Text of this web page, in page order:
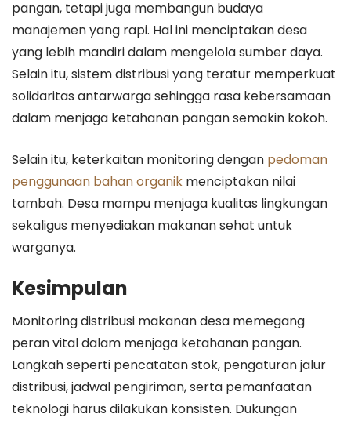
pangan, tetapi juga membangun budaya
manajemen yang rapi. Hal ini menciptakan desa
yang lebih mandiri dalam mengelola sumber daya.
Selain itu, sistem distribusi yang teratur memperkuat
solidaritas antarwarga sehingga rasa kebersamaan
dalam menjaga ketahanan pangan semakin kokoh.
Selain itu, keterkaitan monitoring dengan pedoman
penggunaan bahan organik menciptakan nilai
tambah. Desa mampu menjaga kualitas lingkungan
sekaligus menyediakan makanan sehat untuk
warganya.
Kesimpulan
Monitoring distribusi makanan desa memegang
peran vital dalam menjaga ketahanan pangan.
Langkah seperti pencatatan stok, pengaturan jalur
distribusi, jadwal pengiriman, serta pemanfaatan
teknologi harus dilakukan konsisten. Dukungan